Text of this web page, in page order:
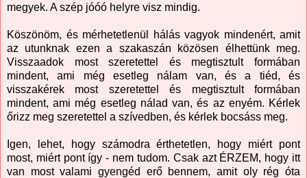
megyek. A szép jóóó helyre visz mindig.
Köszönöm, és mérhetetlenül hálás vagyok mindenért, amit
az utunknak ezen a szakaszán közösen élhettünk meg.
Visszaadok most szeretettel és megtisztult formában
mindent, ami még esetleg nálam van, és a tiéd, és
visszakérek most szeretettel és megtisztult formában
mindent, ami még esetleg nálad van, és az enyém. Kérlek
őrizz meg szeretettel a szívedben, és kérlek bocsáss meg.
Igen, lehet, hogy számodra érthetetlen, hogy miért pont
most, miért pont így - nem tudom. Csak azt ÉRZEM, hogy itt
van most valami gyengéd erő bennem, amit oly rég óta